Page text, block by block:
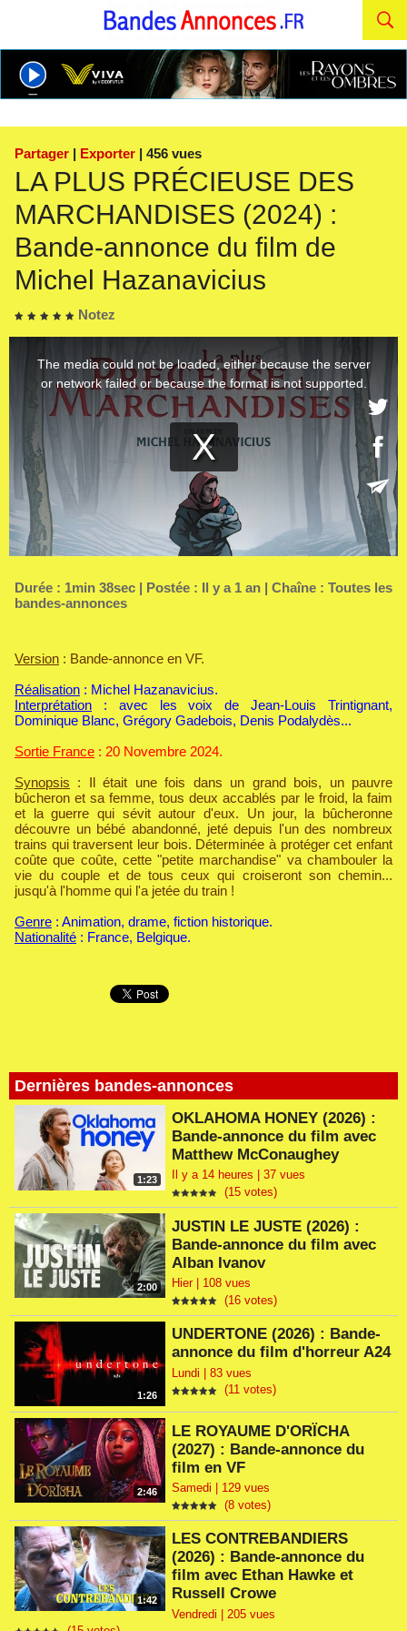
Partager | Exporter | 456 vues
LA PLUS PRÉCIEUSE DES
MARCHANDISES (2024) :
Bande-annonce du film de
Michel Hazanavicius
Notez
Dernières bandes-annonces
1:23
OKLAHOMA HONEY (2026) :
Bande-annonce du film avec
Matthew McConaughey
Il y a 14 heures | 37 vues
(15 votes)
2:00
JUSTIN LE JUSTE (2026) :
Bande-annonce du film avec
Alban Ivanov
Hier | 108 vues
(16 votes)
1:26
UNDERTONE (2026) : Bande-
annonce du film d'horreur A24
Lundi | 83 vues
(11 votes)
2:46
LE ROYAUME D'ORÏCHA
(2027) : Bande-annonce du
film en VF
Samedi | 129 vues
(8 votes)
1:42
LES CONTREBANDIERS
(2026) : Bande-annonce du
film avec Ethan Hawke et
Russell Crowe
Vendredi | 205 vues
Durée : 1min 38sec | Postée : Il y a 1 an | Chaîne : Toutes les
bandes-annonces
Version : Bande-annonce en VF.
Réalisation : Michel Hazanavicius.
Interprétation : avec les voix de Jean-Louis Trintignant,
Dominique Blanc, Grégory Gadebois, Denis Podalydès...
Sortie France : 20 Novembre 2024.
Synopsis : Il était une fois dans un grand bois, un pauvre
bûcheron et sa femme, tous deux accablés par le froid, la faim
et la guerre qui sévit autour d'eux. Un jour, la bûcheronne
découvre un bébé abandonné, jeté depuis l'un des nombreux
trains qui traversent leur bois. Déterminée à protéger cet enfant
coûte que coûte, cette "petite marchandise" va chambouler la
vie du couple et de tous ceux qui croiseront son chemin...
jusqu'à l'homme qui l'a jetée du train !
Genre : Animation, drame, fiction historique.
Nationalité : France, Belgique.